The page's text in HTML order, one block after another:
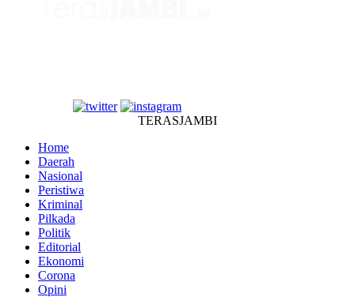
TERASJAMBI
Home
Daerah
Nasional
Peristiwa
Kriminal
Pilkada
Politik
Editorial
Ekonomi
Corona
Opini